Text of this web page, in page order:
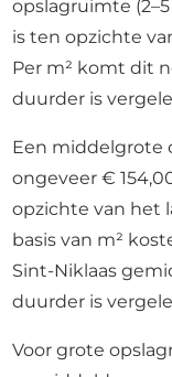
opslagruimte
is ten opzichte
Per m² komt dit
duurder is
Een middelgrote
ongeveer €
opzichte van het
basis van m²
Sint-Niklaas
duurder is
Voor grote